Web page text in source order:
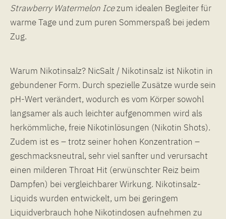
Strawberry Watermelon Icezum idealen Begleiter für
warme Tage und zum puren Sommerspaß bei jedem
Zug.
Warum Nikotinsalz? NicSalt / Nikotinsalz ist Nikotin in
gebundener Form. Durch spezielle Zusätze wurde sein
pH-Wert verändert, wodurch es vom Körper sowohl
langsamer als auch leichter aufgenommen wird als
herkömmliche, freie Nikotinlösungen (Nikotin Shots).
Zudem ist es – trotz seiner hohen Konzentration –
geschmacksneutral, sehr viel sanfter und verursacht
einen milderen Throat Hit (erwünschter Reiz beim
Dampfen) bei vergleichbarer Wirkung. Nikotinsalz-
Liquids wurden entwickelt, um bei geringem
Liquidverbrauch hohe Nikotindosen aufnehmen zu